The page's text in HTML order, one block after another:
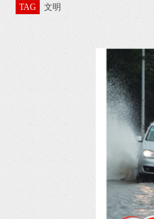
TAG 文明